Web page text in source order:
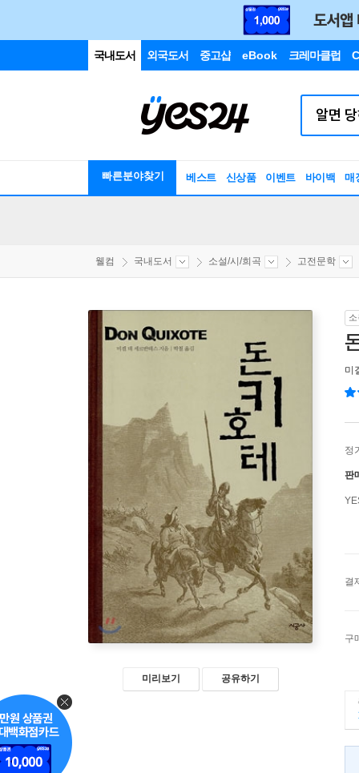
국내도서 외국도서 중고샵 eBook 크레마클럽
빠른분야찾기 베스트 신상품 이벤트 바이백 매
웰컴 국내도서 소설/시/희곡 고전문학
미리보기 공유하기
미
정
판
결
구